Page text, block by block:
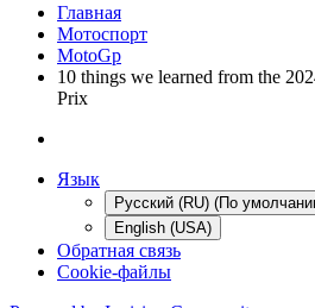
Главная
Мотоспорт
MotoGp
10 things we learned from the
Prix
Язык
Русский (RU) (По
English (USA)
Обратная связь
Cookie-файлы